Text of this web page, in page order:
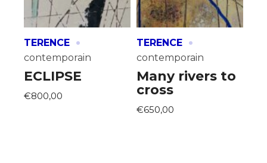
TERENCE ·
contemporain
ECLIPSE
€800,00
TERENCE ·
contemporain
Many rivers to
cross
€650,00